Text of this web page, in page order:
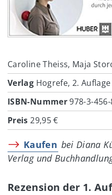
Caroline Theiss, Maja
Verlag Hogrefe, 2.
ISBN-Nummer978-3-
Preis 29,95 €
Kaufen bei Diana
Verlag und
Rezension der 1.